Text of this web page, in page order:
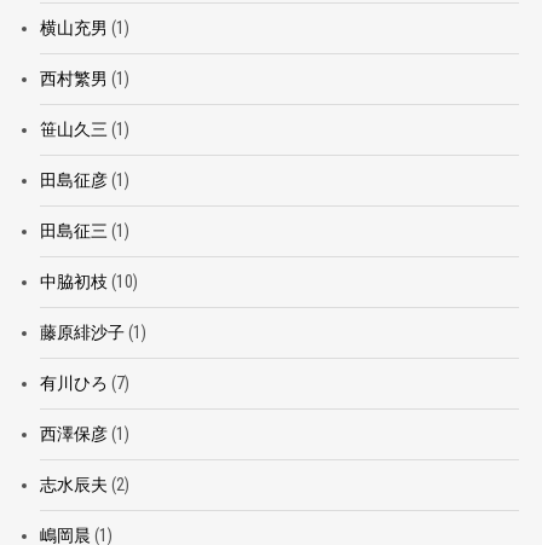
横山充男 (1)
西村繁男 (1)
笹山久三 (1)
田島征彦(1)
田島征三 (1)
中脇初枝 (10)
藤原緋沙子(1)
有川ひろ (7)
西澤保彦(1)
志水辰夫 (2)
嶋岡晨 (1)